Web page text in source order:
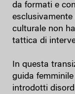
da formati e
culturale non
tattica di
In questa
guida
introdotti